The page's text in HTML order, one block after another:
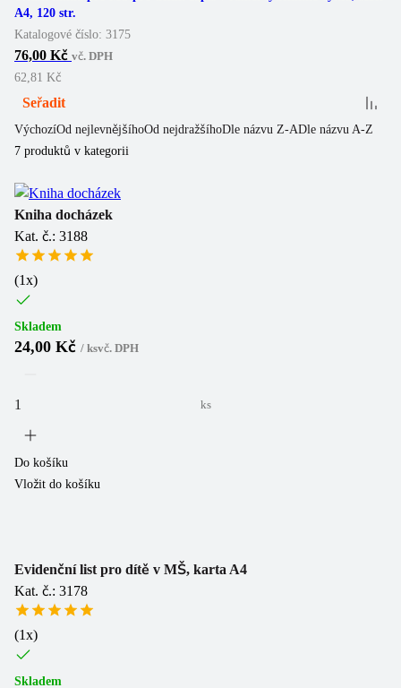
A4, 120 str.
Katalogové číslo: 3175
76,00 Kč vč. DPH
62,81 Kč
Seřadit
VýchozíOd nejlevnějšíhoOd nejdražšíhoDle názvu Z-ADle názvu A-Z
7 produktů v kategorii
Kniha docházek
Kat. č.: 3188
(1x)
Skladem
24,00 Kč / ksvč. DPH
ks
Do košíku
Vložit do košíku
Evidenční list pro dítě v MŠ, karta A4
Kat. č.: 3178
(1x)
Skladem